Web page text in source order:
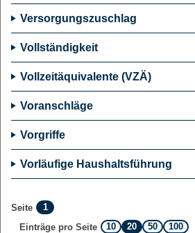
Versorgungszuschlag
Vollständigkeit
Vollzeitäquivalente (VZÄ)
Voranschläge
Vorgriffe
Vorläufige Haushaltsführung
Seite
1
Einträge pro Seite
10 20 50 100